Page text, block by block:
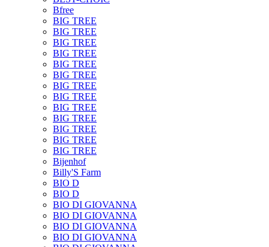
Bfree
BIG TREE
BIG TREE
BIG TREE
BIG TREE
BIG TREE
BIG TREE
BIG TREE
BIG TREE
BIG TREE
BIG TREE
BIG TREE
BIG TREE
BIG TREE
Bijenhof
Billy'S Farm
BIO D
BIO D
BIO DI GIOVANNA
BIO DI GIOVANNA
BIO DI GIOVANNA
BIO DI GIOVANNA